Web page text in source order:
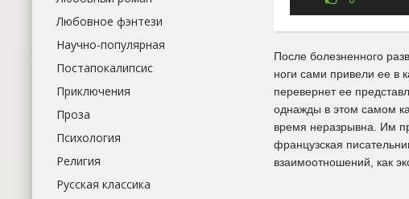
После болезненного
ноги сами привели ее в
перевернет ее
однажды в этом самом
время неразрывна. Им
французская
взаимоотношений, как
Любовное фэнтези
Научно-популярная
Постапокалипсис
Приключения
Проза
Психология
Религия
Русская классика